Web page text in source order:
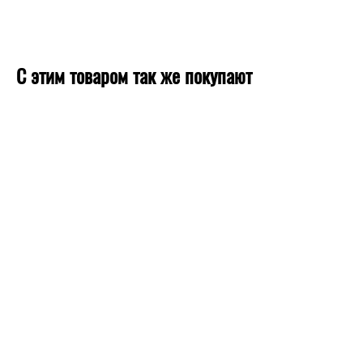
С этим товаром так же покупают